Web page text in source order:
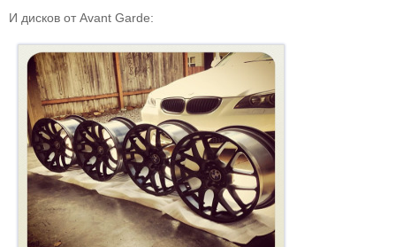
И дисков от Avant Garde: